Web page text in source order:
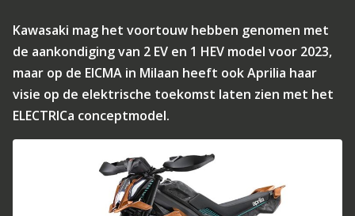
Kawasaki mag het voortouw hebben genomen met
de aankondiging van 2 EV en 1 HEV model voor 2023,
maar op de EICMA in Milaan heeft ook Aprilia haar
visie op de elektrische toekomst laten zien met het
ELECTRICa conceptmodel.